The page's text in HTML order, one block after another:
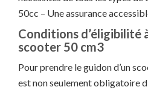
50cc – Une assurance
Conditions d’éligibilité
scooter 50 cm3
Pour prendre le guidon d’un
est non seulement obligatoire